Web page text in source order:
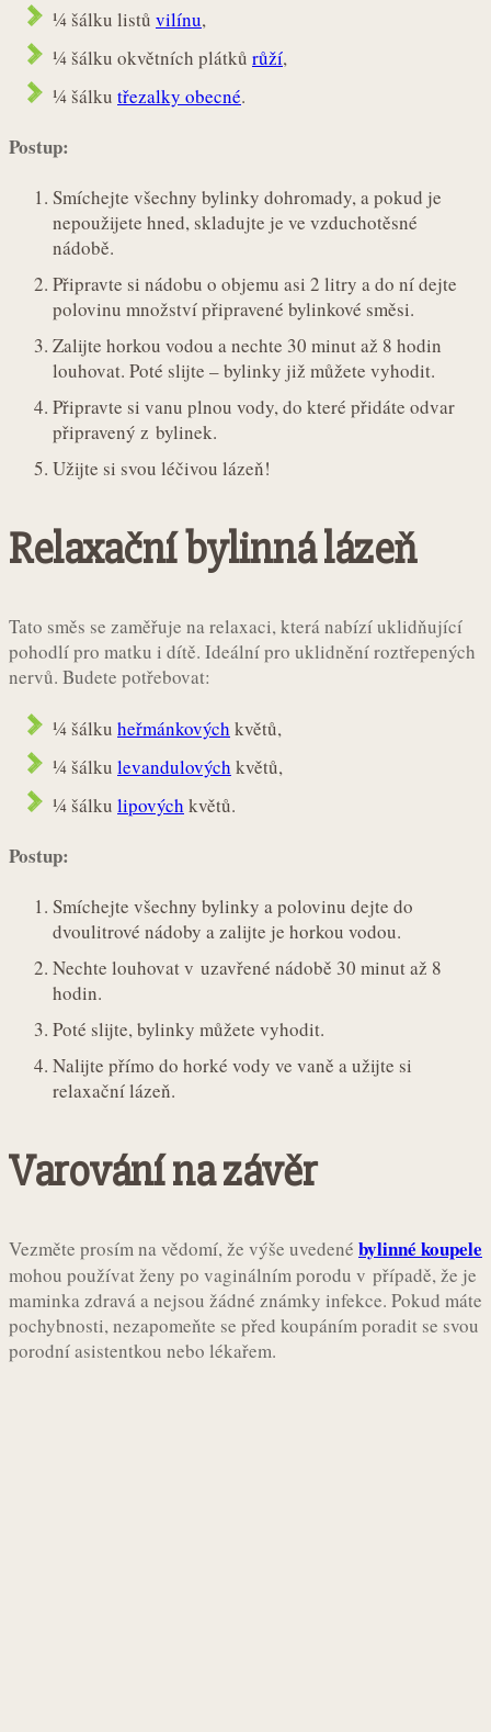
¼ šálku listů vilínu,
¼ šálku okvětních plátků růží,
¼ šálku třezalky obecné.
Postup:
Smíchejte všechny bylinky dohromady, a pokud je
nepoužijete hned, skladujte je ve vzduchotěsné
nádobě.
Připravte si nádobu o objemu asi 2 litry a do ní dejte
polovinu množství připravené bylinkové směsi.
Zalijte horkou vodou a nechte 30 minut až 8 hodin
louhovat. Poté slijte – bylinky již můžete vyhodit.
Připravte si vanu plnou vody, do které přidáte odvar
připravený z bylinek.
Užijte si svou léčivou lázeň!
Relaxační bylinná lázeň
Tato směs se zaměřuje na relaxaci, která nabízí uklidňující
pohodlí pro matku i dítě. Ideální pro uklidnění roztřepených
nervů. Budete potřebovat:
¼ šálku heřmánkových květů,
¼ šálku levandulových květů,
¼ šálku lipových květů.
Postup:
Smíchejte všechny bylinky a polovinu dejte do
dvoulitrové nádoby a zalijte je horkou vodou.
Nechte louhovat v uzavřené nádobě 30 minut až 8
hodin.
Poté slijte, bylinky můžete vyhodit.
Nalijte přímo do horké vody ve vaně a užijte si
relaxační lázeň.
Varování na závěr
Vezměte prosím na vědomí, že výše uvedené bylinné koupele
mohou používat ženy po vaginálním porodu v případě, že je
maminka zdravá a nejsou žádné známky infekce. Pokud máte
pochybnosti, nezapomeňte se před koupáním poradit se svou
porodní asistentkou nebo lékařem.